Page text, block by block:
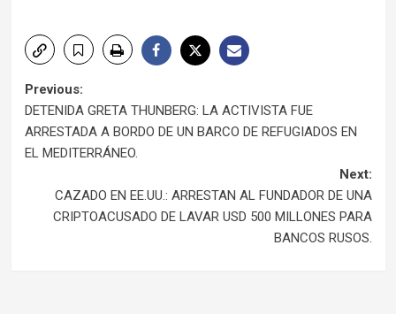
Post
navigation
Previous:
DETENIDA GRETA THUNBERG: LA ACTIVISTA FUE
ARRESTADA A BORDO DE UN BARCO DE REFUGIADOS EN
EL MEDITERRÁNEO.
Next:
CAZADO EN EE.UU.: ARRESTAN AL FUNDADOR DE UNA
CRIPTOACUSADO DE LAVAR USD 500 MILLONES PARA
BANCOS RUSOS.